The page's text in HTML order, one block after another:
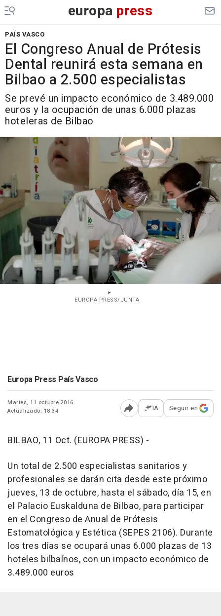
europa press
PAÍS VASCO
El Congreso Anual de Prótesis
Dental reunirá esta semana en
Bilbao a 2.500 especialistas
Se prevé un impacto económico de 3.489.000
euros y la ocupación de unas 6.000 plazas
hoteleras de Bilbao
EUROPA PRESS/JUNTA
Europa Press País Vasco
Martes, 11 octubre 2016
Actualizado: 18:34
Abrir opciones para
IA Seguir en
BILBAO, 11 Oct. (EUROPA PRESS) -
Un total de 2.500 especialistas sanitarios y
profesionales se darán cita desde este próximo
jueves, 13 de octubre, hasta el sábado, día 15, en
el Palacio Euskalduna de Bilbao, para participar
en el Congreso de Anual de Prótesis
Estomatológica y Estética (SEPES 2106). Durante
los tres días se ocupará unas 6.000 plazas de 13
hoteles bilbaínos, con un impacto económico de
3.489.000 euros